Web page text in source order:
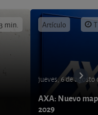
min. Artículo
jueves, 6 de agosto
AXA: Nuevo
2029